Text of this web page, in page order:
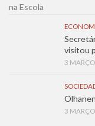
visitou
3
3